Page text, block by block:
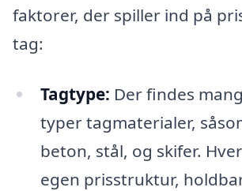
faktorer, der spiller ind på
tag:
Tagtype: Der findes
typer tagmaterialer,
beton, stål, og skifer.
egen prisstruktur,